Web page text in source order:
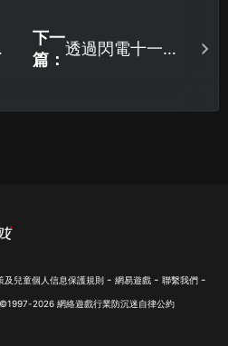
下一
篇：
透過閃電十一人
與封包遺失問
及兒童個人信息保護規則 - 網易遊戲 - 聯繫我們 -
©1997-2026 網絡遊戲行業防沉迷自律公約